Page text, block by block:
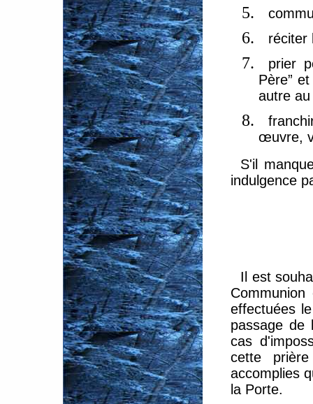
réciter
prier
Père”
autre
œuvre,
S'il
indulgence
Il est
effectuées
passage de
cas
cette
accomplies
la Porte.